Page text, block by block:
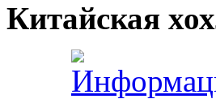
Китайская